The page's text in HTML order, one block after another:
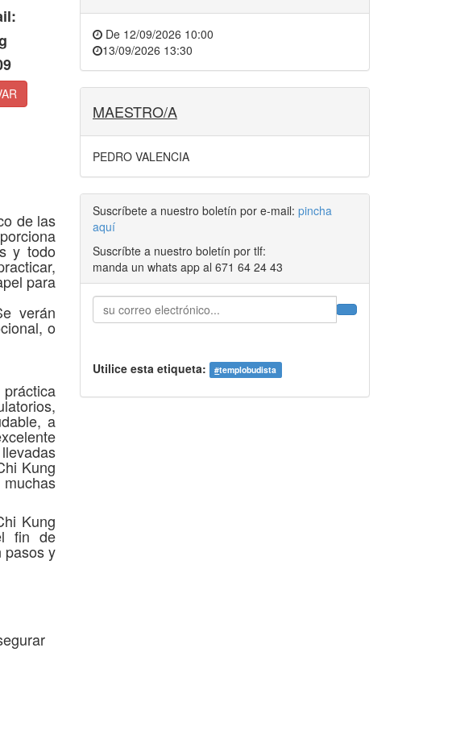
de las
y todo
para
verán
o
a
Kung
Kung
fin de
pasos y
De 12/09/2026 10:00
13/09/2026 13:30
MAESTRO/A
PEDRO VALENCIA
Suscríbete a nuestro boletín por e-mail: pincha
aquí
Suscríbte a nuestro boletín por tlf:
manda un whats app al 671 64 24 43
Utilice esta etiqueta: #templobudista